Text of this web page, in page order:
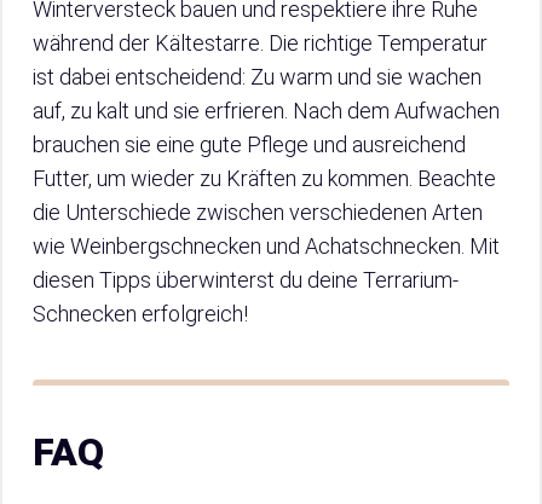
Winterversteck bauen und respektiere ihre Ruhe
während der Kältestarre. Die richtige Temperatur
ist dabei entscheidend: Zu warm und sie wachen
auf, zu kalt und sie erfrieren. Nach dem Aufwachen
brauchen sie eine gute Pflege und ausreichend
Futter, um wieder zu Kräften zu kommen. Beachte
die Unterschiede zwischen verschiedenen Arten
wie Weinbergschnecken und Achatschnecken. Mit
diesen Tipps überwinterst du deine Terrarium-
Schnecken erfolgreich!
FAQ